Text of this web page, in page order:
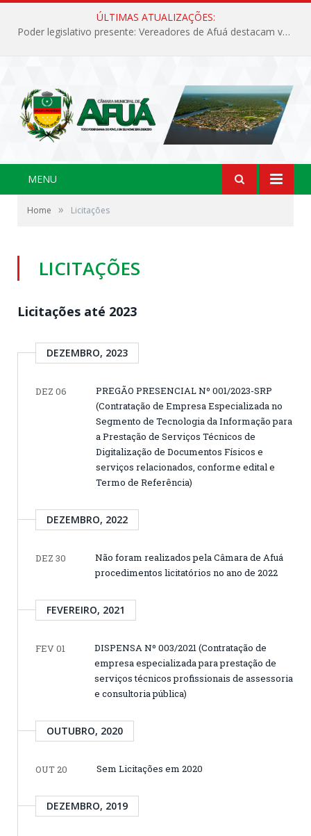
ÚLTIMAS ATUALIZAÇÕES:
Poder legislativo presente: Vereadores de Afuá destacam valorização cultural e desenvolvimento no 42º Festival do Camarão
MENU
Home » Licitações
LICITAÇÕES
Licitações até 2023
DEZEMBRO, 2023
DEZ 06
PREGÃO PRESENCIAL Nº 001/2023-SRP
(Contratação de Empresa Especializada no
Segmento de Tecnologia da Informação para
a Prestação de Serviços Técnicos de
Digitalização de Documentos Físicos e
serviços relacionados, conforme edital e
Termo de Referência)
DEZEMBRO, 2022
DEZ 30
Não foram realizados pela Câmara de Afuá
procedimentos licitatórios no ano de 2022
FEVEREIRO, 2021
FEV 01
DISPENSA Nº 003/2021 (Contratação de
empresa especializada para prestação de
serviços técnicos profissionais de assessoria
e consultoria pública)
OUTUBRO, 2020
OUT 20 Sem Licitações em 2020
DEZEMBRO, 2019